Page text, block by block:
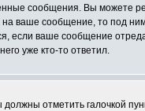
сообщения. Вы можете
ваше сообщение, то под
ваше сообщение
уже кто-то ответил.
отметить галочкой